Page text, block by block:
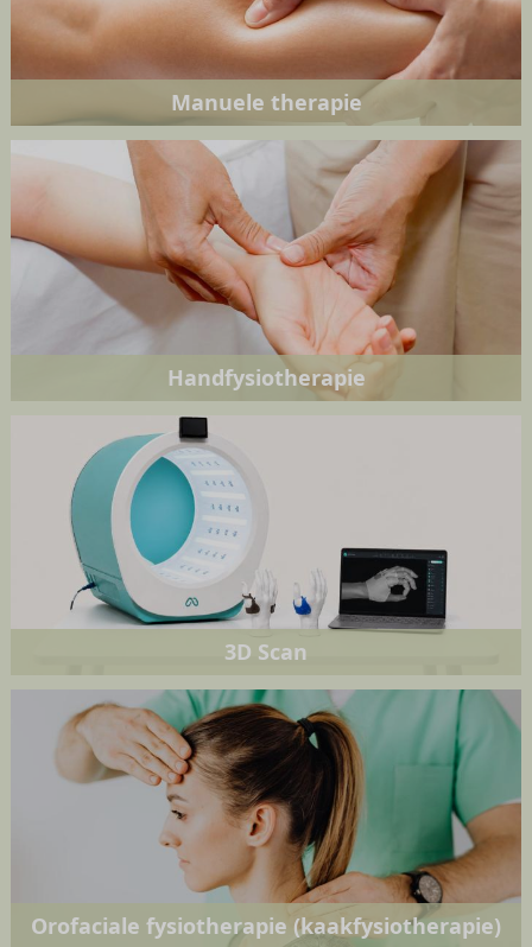
Manuele therapie
Handfysiotherapie
3D Scan
Orofaciale fysiotherapie (kaakfysiotherapie)